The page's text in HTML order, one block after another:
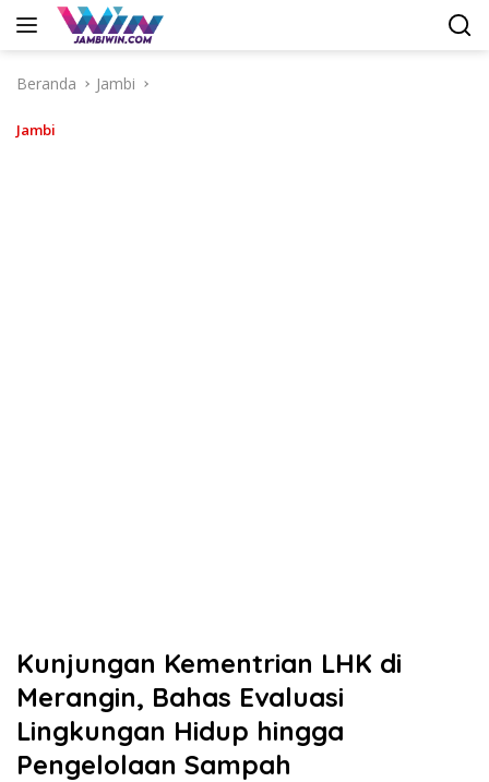
Langsung
Beranda
Jambi
Jambi
Kunjungan Kementrian LHK di
Merangin, Bahas Evaluasi
Lingkungan Hidup hingga
Pengelolaan Sampah